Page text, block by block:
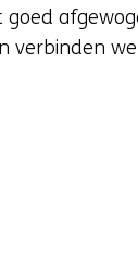
verbinden